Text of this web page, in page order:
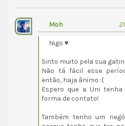
Moh
Nigo ♥
Sinto muito pela sua
Não tá fácil esse
então, haja ânimo :(
Espero que a Uni
forma de contato!
Também tenho um